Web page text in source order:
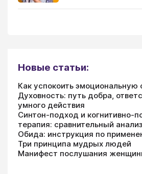
Новые статьи:
Как успокоить эмоциональную
Духовность: путь добра,
умного действия
Синтон-подход и когнитивно-
терапия: сравнительный анализ
Обида: инструкция по
Три принципа мудрых людей
Манифест послушания